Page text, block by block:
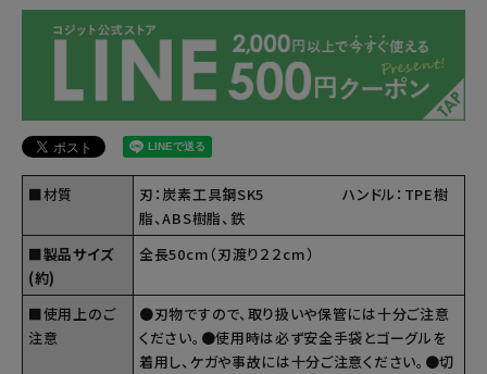
■材質
刃：炭素工具鋼SK5 ハンドル：TPE樹
脂、ABS樹脂、鉄
■製品サイズ
(約)
全長50cm（刃渡り２２cm）
■使用上のご
注意
●刃物ですので、取り扱いや保管には十分ご注意
ください。●使用時は必ず安全手袋とゴーグルを
着用し、ケガや事故には十分ご注意ください。●切